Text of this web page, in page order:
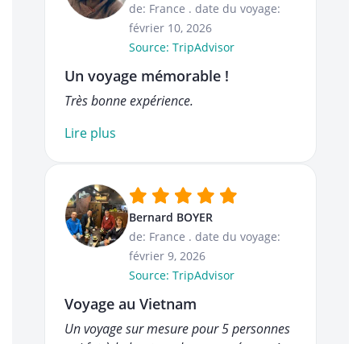
de: France . date du voyage:
février 10, 2026
Source: TripAdvisor
Un voyage mémorable !
Très bonne expérience.
Lire plus
Bernard BOYER
de: France . date du voyage:
février 9, 2026
Source: TripAdvisor
Voyage au Vietnam
Un voyage sur mesure pour 5 personnes